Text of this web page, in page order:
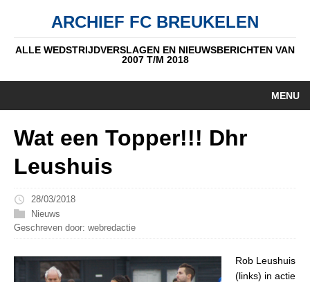
ARCHIEF FC BREUKELEN
ALLE WEDSTRIJDVERSLAGEN EN NIEUWSBERICHTEN VAN
2007 T/M 2018
MENU
AUTEURS
STANDEN
Wat een Topper!!! Dhr
Leushuis
28/03/2018
Nieuws
Geschreven door: webredactie
Rob Leushuis
(links) in actie